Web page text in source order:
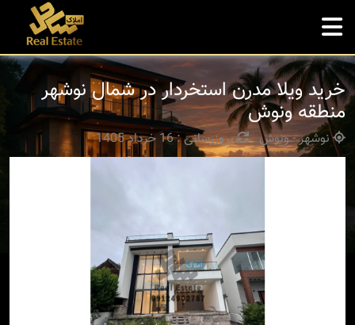
خرید ویلا مدرن استخردار در شمال نوشهر
منطقه ونوش
نوشهر - ونوش بروزرسانی : 16 خرداد 1405